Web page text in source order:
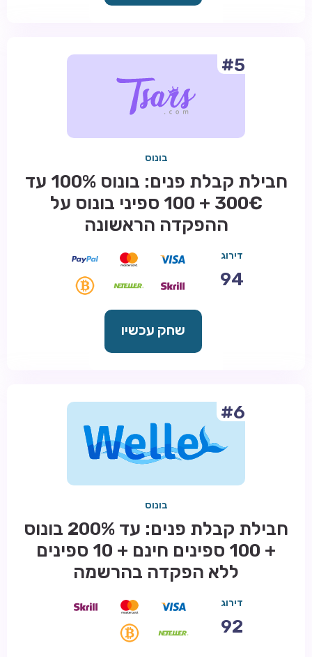
#5
בונוס
חבילת קבלת פנים: בונוס 100% עד
300€ + 100 ספיני בונוס על
ההפקדה הראשונה
דירוג
94
שחק עכשיו
#6
בונוס
חבילת קבלת פנים: עד 200% בונוס
+ 100 ספינים חינם + 10 ספינים
ללא הפקדה בהרשמה
דירוג
92